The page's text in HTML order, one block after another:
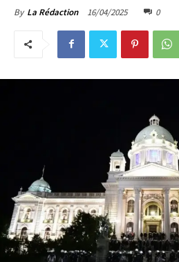
By La Rédaction 16/04/2025 0